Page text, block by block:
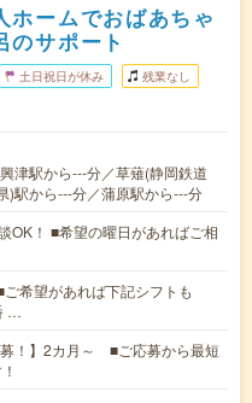
ホームでおばあちゃ
のサポート
土日祝日が休み 残業なし
津駅から---分／草薙(静岡鉄道
)駅から---分／蒲原駅から---分
OK！ ■希望の曜日があればご相
希望があれば下記シフトも
…
募！】2カ月～ ■ご応募から最短